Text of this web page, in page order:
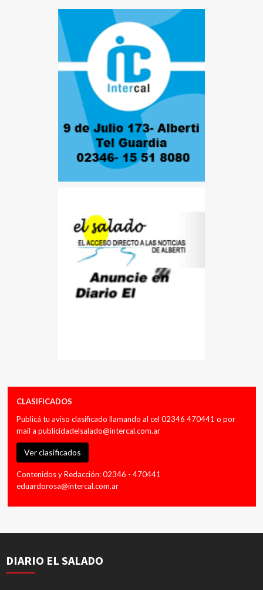
CLASIFICADOS
Publicá tu aviso clasificado llamando al cel 02346 470441 o por
mail a publicidadelsalado@intercal.com.ar
Ver clasificados
Contenidos y Redacción: 02346 - 470441
eduardorosa@intercal.com.ar
DIARIO EL SALADO